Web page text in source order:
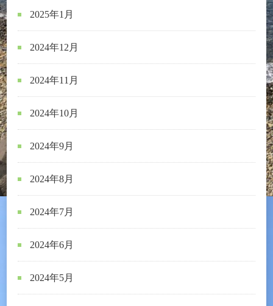
2025年1月
2024年12月
2024年11月
2024年10月
2024年9月
2024年8月
2024年7月
2024年6月
2024年5月